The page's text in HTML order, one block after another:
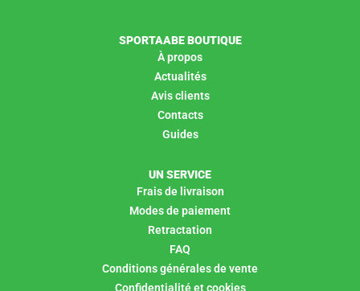
SPORTAABE BOUTIQUE
À propos
Actualités
Avis clients
Contacts
Guides
UN SERVICE
Frais de livraison
Modes de paiement
Retractation
FAQ
Conditions générales de vente
Confidentialité et cookies